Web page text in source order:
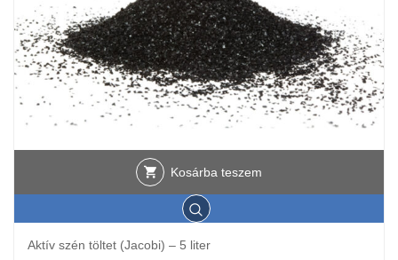
Kosárba teszem
Aktív szén töltet (Jacobi) – 5 liter